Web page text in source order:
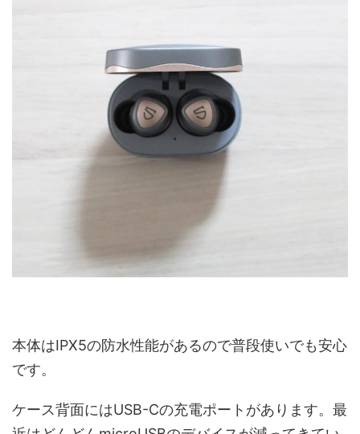
本体はIPX5の防水性能があるので普段使いでも安心
です。
ケース背面にはUSB-Cの充電ポートがあります。最